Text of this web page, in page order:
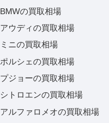
BMWの買取相場
アウディの買取相場
ミニの買取相場
ポルシェの買取相場
プジョーの買取相場
シトロエンの買取相場
アルファロメオの買取相場